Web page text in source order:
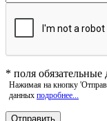
* поля обязательные
Нажимая на кнопку
данных подробнее...